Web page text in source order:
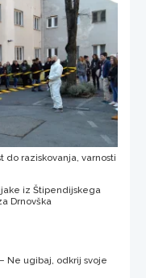
do raziskovanja, varnosti
iz Štipendijskega
Drnovška
Ne ugibaj, odkrij svoje